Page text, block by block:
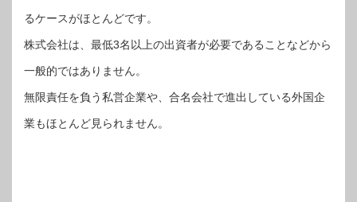
るケースがほとんどです。
株式会社は、最低3名以上の出資者が必要であることなどから
一般的ではありません。
無限責任を負う私営企業や、合名会社で進出している外国企
業もほとんど見られません。